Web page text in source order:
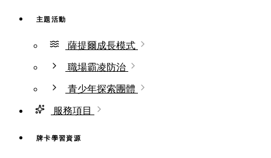
主題活動
薩提爾成長模式
職場霸凌防治
青少年探索團體
服務項目
牌卡學習資源